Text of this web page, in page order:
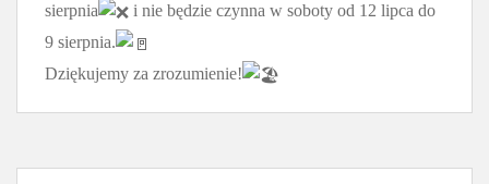
sierpnia
i nie będzie czynna w soboty od 12 lipca do
9 sierpnia.
Dziękujemy za zrozumienie!